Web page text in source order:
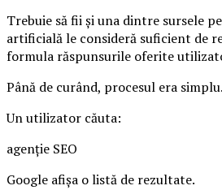
Trebuie să fii și una dintre sursele
artificială le consideră suficient de
formula răspunsurile oferite
Până de curând, procesul era simplu.
Un utilizator căuta:
agenție SEO
Google afișa o listă de rezultate.